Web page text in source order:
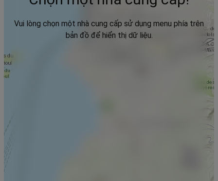
Vui lòng chọn một nhà cung cấp sử dụng menu phía trên
bản đồ để hiển thị dữ liệu.